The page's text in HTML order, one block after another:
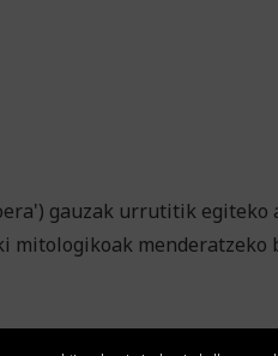
gauzak urrutitik
mitologikoak menderatzeko